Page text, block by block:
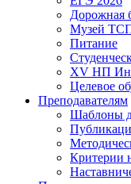
Дорожная
Музей
Питание
XV НП
Целевое
Преподавателям
Шаблоны
Критерии